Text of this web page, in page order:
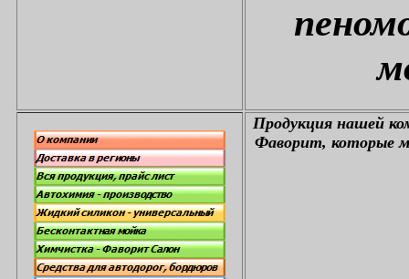
Продукция нашей
Фаворит, которые